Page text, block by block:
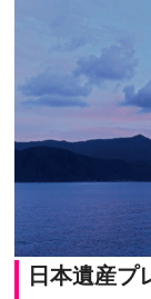
日本遺産プ